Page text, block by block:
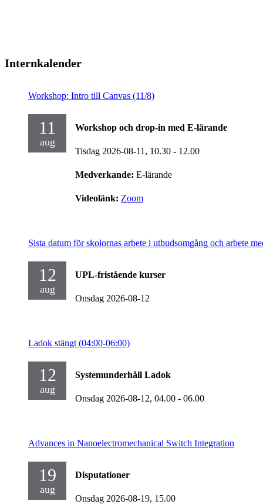
Internkalender
Workshop: Intro till Canvas (11/8)
11
aug
Workshop och drop-in med E-lärande
Tisdag 2026-08-11, 10.30 - 12.00
Medverkande: E-lärande
Videolänk: Zoom
Sista datum för skolornas arbete i utbudsomgång och arbete
12
aug
UPL-fristående kurser
Onsdag 2026-08-12
Ladok stängt (04:00-06:00)
12
aug
Systemunderhåll Ladok
Onsdag 2026-08-12, 04.00 - 06.00
Advances in Nanoelectromechanical Switch Integration
19
aug
Disputationer
Onsdag 2026-08-19, 15.00